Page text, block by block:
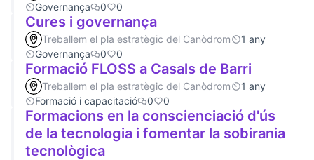
Governança
0 0
Cures i governança
Treballem el pla estratègic del Canòdrom
1 any
Governança
0 0
Formació FLOSS a Casals de Barri
Treballem el pla estratègic del Canòdrom
1 any
Formació i capacitació
0 0
Formacions en la conscienciació d'ús
de la tecnologia i fomentar la sobirania
tecnològica